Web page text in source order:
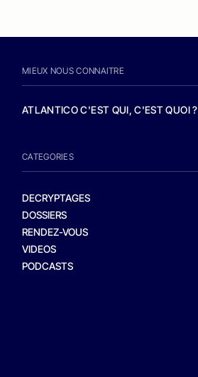
MIEUX NOUS CONNAITRE
ATLANTICO C'EST QUI, C'EST QUOI ?
CATEGORIES
DECRYPTAGES
DOSSIERS
RENDEZ-VOUS
VIDEOS
PODCASTS